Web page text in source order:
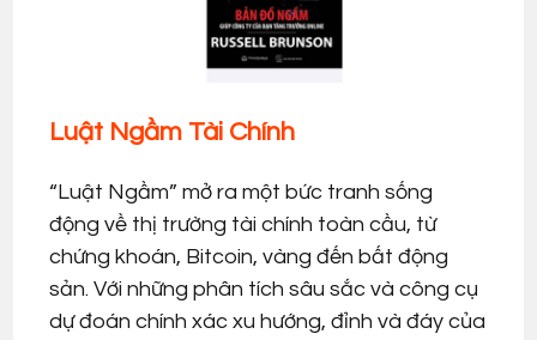
Luật Ngầm Tài Chính
“Luật Ngầm” mở ra một bức tranh sống
động về thị trường tài chính toàn cầu, từ
chứng khoán, Bitcoin, vàng đến bất động
sản. Với những phân tích sâu sắc và công cụ
dự đoán chính xác xu hướng, đỉnh và đáy của